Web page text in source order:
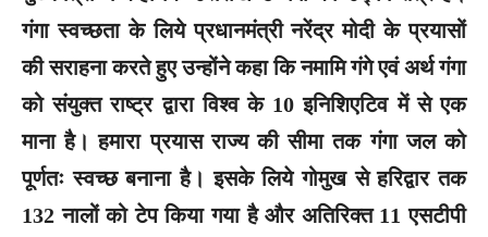
गंगा स्वच्छता के लिये प्रधानमंत्री नरेंद्र मोदी के प्रयासों
की सराहना करते हुए उन्होंने कहा कि नमामि गंगे एवं अर्थ गंगा
को संयुक्त राष्ट्र द्वारा विश्व के 10 इनिशिएटिव में से एक
माना है। हमारा प्रयास राज्य की सीमा तक गंगा जल को
पूर्णतः स्वच्छ बनाना है। इसके लिये गोमुख से हरिद्वार तक
132 नालों को टेप किया गया है और अतिरिक्त 11 एसटीपी